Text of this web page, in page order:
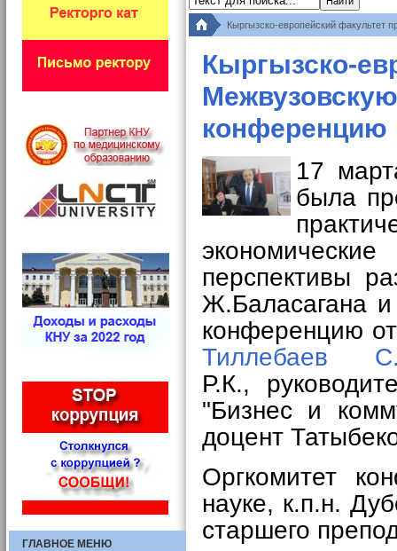
Кыргызско-европейский факультет
Кыргызско-
конференцию
17
была
перспективы
Ж.Баласагана
конференцию
Тиллебаев
Р.К.,
"Бизнес и
доцент
Оргкомитет
науке, к.п.н.
старшего
ГЛАВНОЕ МЕНЮ